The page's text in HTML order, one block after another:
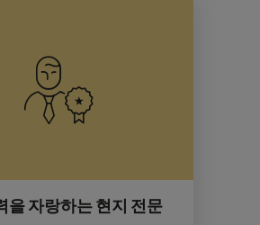
을 자랑하는 현지 전문